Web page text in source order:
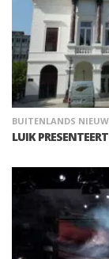
BUITENLANDS
LUIK